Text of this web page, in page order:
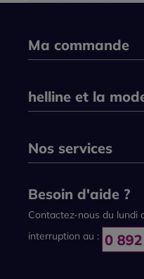
Ma commande
helline et la
Nos services
Besoin d'aide ?
Contactez-nous du lundi
interruption au :